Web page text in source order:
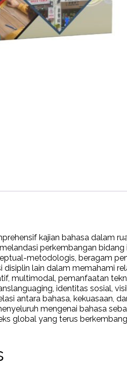
kajian bahasa dalam
perkembangan
metodologis, beragam
disiplin lain dalam memahami
multimodal, pemanfaatan
identitas sosial,
antara bahasa, kekuasaan,
mengenai bahasa
global yang terus